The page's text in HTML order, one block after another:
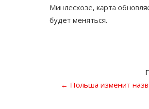
Минлесхозе, карта
будет меняться.
← Польша изменит